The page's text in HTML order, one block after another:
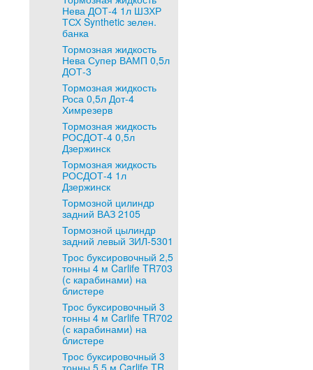
Нева ДОТ-4 1л ШЗХР
ТСХ Synthetic зелен.
банка
Тормозная жидкость
Нева Супер ВАМП 0,5л
ДОТ-3
Тормозная жидкость
Роса 0,5л Дот-4
Химрезерв
Тормозная жидкость
РОСДОТ-4 0,5л
Дзержинск
Тормозная жидкость
РОСДОТ-4 1л
Дзержинск
Тормозной цилиндр
задний ВАЗ 2105
Тормозной цылиндр
задний левый ЗИЛ-5301
Трос буксировочный 2,5
тонны 4 м Carlife TR703
(с карабинами) на
блистере
Трос буксировочный 3
тонны 4 м Carlife TR702
(с карабинами) на
блистере
Трос буксировочный 3
тонны 5,5 м Carlife TR